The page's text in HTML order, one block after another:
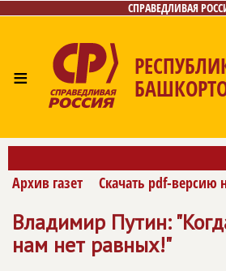
СПРАВЕДЛИВАЯ
≡
Главная Новости Лица
Контакты
Архив газет Скачать pdf-версию
Владимир Путин:
нам нет равных!"